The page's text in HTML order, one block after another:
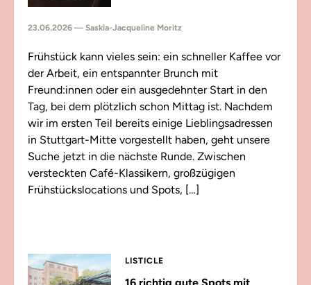
23.06.2026 — Saskia-Jacqueline Moritz
Frühstück kann vieles sein: ein schneller Kaffee vor
der Arbeit, ein entspannter Brunch mit
Freund:innen oder ein ausgedehnter Start in den
Tag, bei dem plötzlich schon Mittag ist. Nachdem
wir im ersten Teil bereits einige Lieblingsadressen
in Stuttgart-Mitte vorgestellt haben, geht unsere
Suche jetzt in die nächste Runde. Zwischen
versteckten Café-Klassikern, großzügigen
Frühstückslocations und Spots, […]
LISTICLE